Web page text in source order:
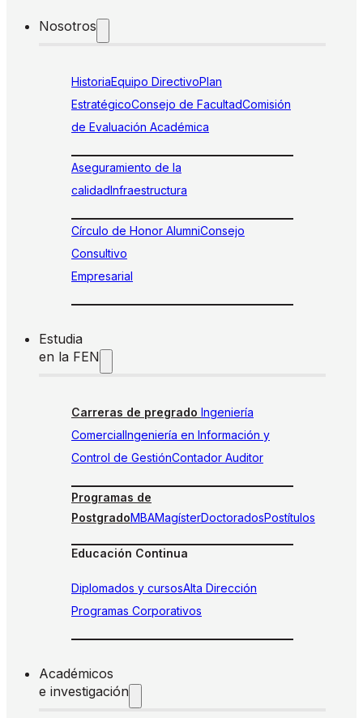
Nosotros
HistoriaEquipo DirectivoPlan
EstratégicoConsejo de FacultadComisión
de Evaluación Académica
Aseguramiento de la
calidadInfraestructura
Círculo de Honor AlumniConsejo
Consultivo
Empresarial
Estudia
en la FEN
Carreras de pregrado Ingeniería
ComercialIngeniería en Información y
Control de GestiónContador Auditor
Programas de
PostgradoMBAMagísterDoctoradosPostítulos
Educación Continua
Diplomados y cursosAlta Dirección
Programas Corporativos
Académicos
e investigación